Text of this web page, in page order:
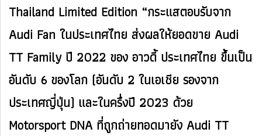
Thailand Limited Edition “กระแสตอบรับจาก
Audi Fan ในประเทศไทย ส่งผลให้ยอดขาย Audi
TT Family ปี 2022 ของ อาวดี้ ประเทศไทย ขึ้นเป็น
อันดับ 6 ของโลก (อันดับ 2 ในเอเชีย รองจาก
ประเทศญี่ปุ่น) และในครึ่งปี 2023 ด้วย
Motorsport DNA ที่ถูกถ่ายทอดมายัง Audi TT